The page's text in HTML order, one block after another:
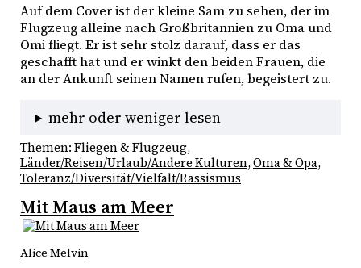
Auf dem Cover ist der kleine Sam zu sehen, der im
Flugzeug alleine nach Großbritannien zu Oma und
Omi fliegt. Er ist sehr stolz darauf, dass er das
geschafft hat und er winkt den beiden Frauen, die
an der Ankunft seinen Namen rufen, begeistert zu.
mehr oder weniger lesen
Themen: Fliegen & Flugzeug
Länder/Reisen/Urlaub/Andere Kulturen, Oma & Opa
Toleranz/Diversität/Vielfalt/Rassismus
Mit Maus am Meer
Alice Melvin